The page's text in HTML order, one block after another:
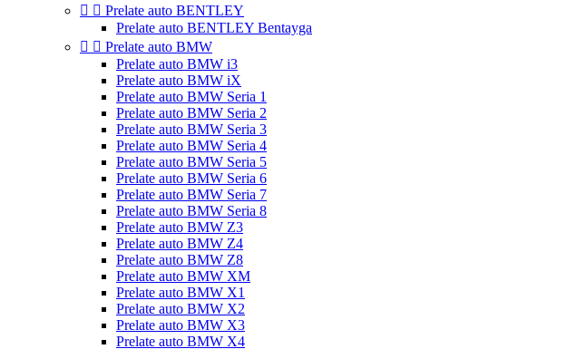
  Prelate auto BENTLEY
Prelate auto BENTLEY Bentayga
  Prelate auto BMW
Prelate auto BMW i3
Prelate auto BMW iX
Prelate auto BMW Seria 1
Prelate auto BMW Seria 2
Prelate auto BMW Seria 3
Prelate auto BMW Seria 4
Prelate auto BMW Seria 5
Prelate auto BMW Seria 6
Prelate auto BMW Seria 7
Prelate auto BMW Seria 8
Prelate auto BMW Z3
Prelate auto BMW Z4
Prelate auto BMW Z8
Prelate auto BMW XM
Prelate auto BMW X1
Prelate auto BMW X2
Prelate auto BMW X3
Prelate auto BMW X4